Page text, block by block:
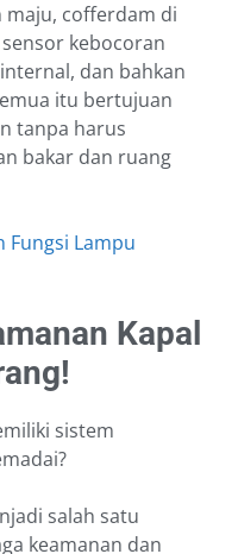
maju, cofferdam di
kebocoran
dan bahkan
itu bertujuan
tanpa harus
bakar dan ruang
Fungsi Lampu
Kapal
sistem
salah satu
keamanan dan